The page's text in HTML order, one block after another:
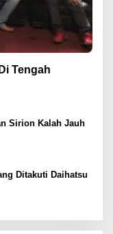
Tengah
Sirion Kalah Jauh
Ditakuti Daihatsu